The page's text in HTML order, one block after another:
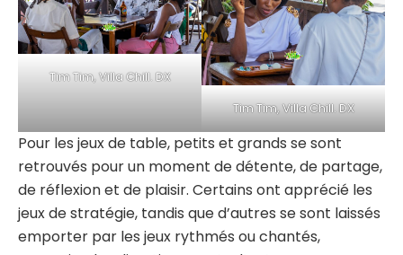
Tim Tim, Villa Chill. DX
Tim Tim, Villa Chill. DX
Pour les jeux de table, petits et grands se sont
retrouvés pour un moment de détente, de partage,
de réflexion et de plaisir. Certains ont apprécié les
jeux de stratégie, tandis que d’autres se sont laissés
emporter par les jeux rythmés ou chantés,